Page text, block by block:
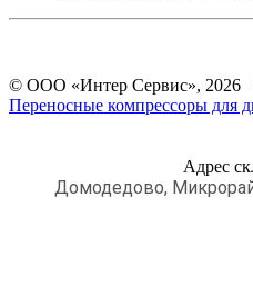
© ООО «Интер Сервис», 2026
Переносные компрессоры для
Адрес
Домодедово,